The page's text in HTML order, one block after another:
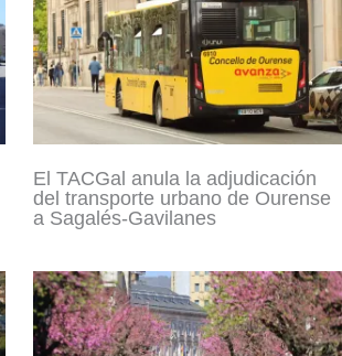
El TACGal anula la adjudicación
del transporte urbano de Ourense
a Sagalés-Gavilanes